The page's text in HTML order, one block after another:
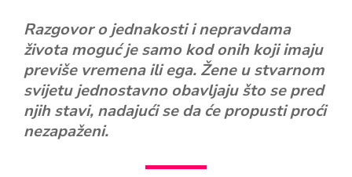
Razgovor o jednakosti i nepravdama
života moguć je samo kod onih koji imaju
previše vremena ili ega. Žene u stvarnom
svijetu jednostavno obavljaju što se pred
njih stavi, nadajući se da će propusti proći
nezapaženi.